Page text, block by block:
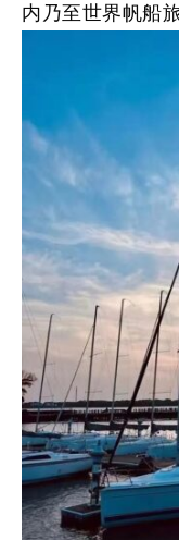
内乃至世界帆船